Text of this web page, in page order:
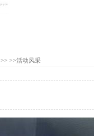
>> >>活动风采